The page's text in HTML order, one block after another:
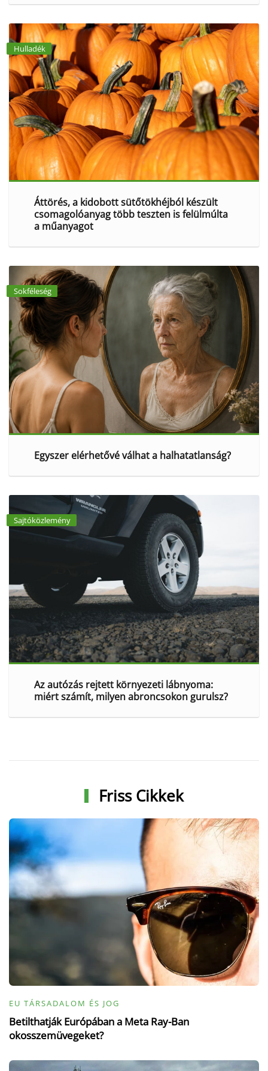
Hulladék
Áttörés, a kidobott sütőtökhéjból készült
csomagolóanyag több teszten is felülmúlta
a műanyagot
Sokféleség
Egyszer elérhetővé válhat a halhatatlanság?
Sajtóközlemény
Az autózás rejtett környezeti lábnyoma:
miért számít, milyen abroncsokon gurulsz?
Friss Cikkek
EU TÁRSADALOM ÉS JOG
Betilthatják Európában a Meta Ray-Ban
okosszemüvegeket?